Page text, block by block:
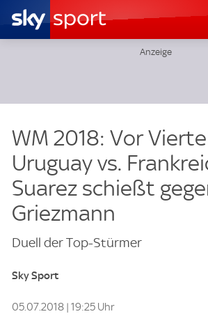
WM 2018: Vor
Uruguay vs.
Suarez schießt
Griezmann
Duell der Top-Stürmer
Sky Sport
05.07.2018 | 19:25 Uhr